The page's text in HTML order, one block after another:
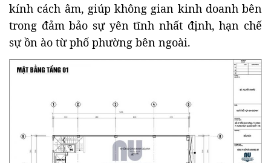
kính cách âm, giúp không gian kinh doanh bên
trong đảm bảo sự yên tĩnh nhất định, hạn chế
sự ồn ào từ phố phường bên ngoài.